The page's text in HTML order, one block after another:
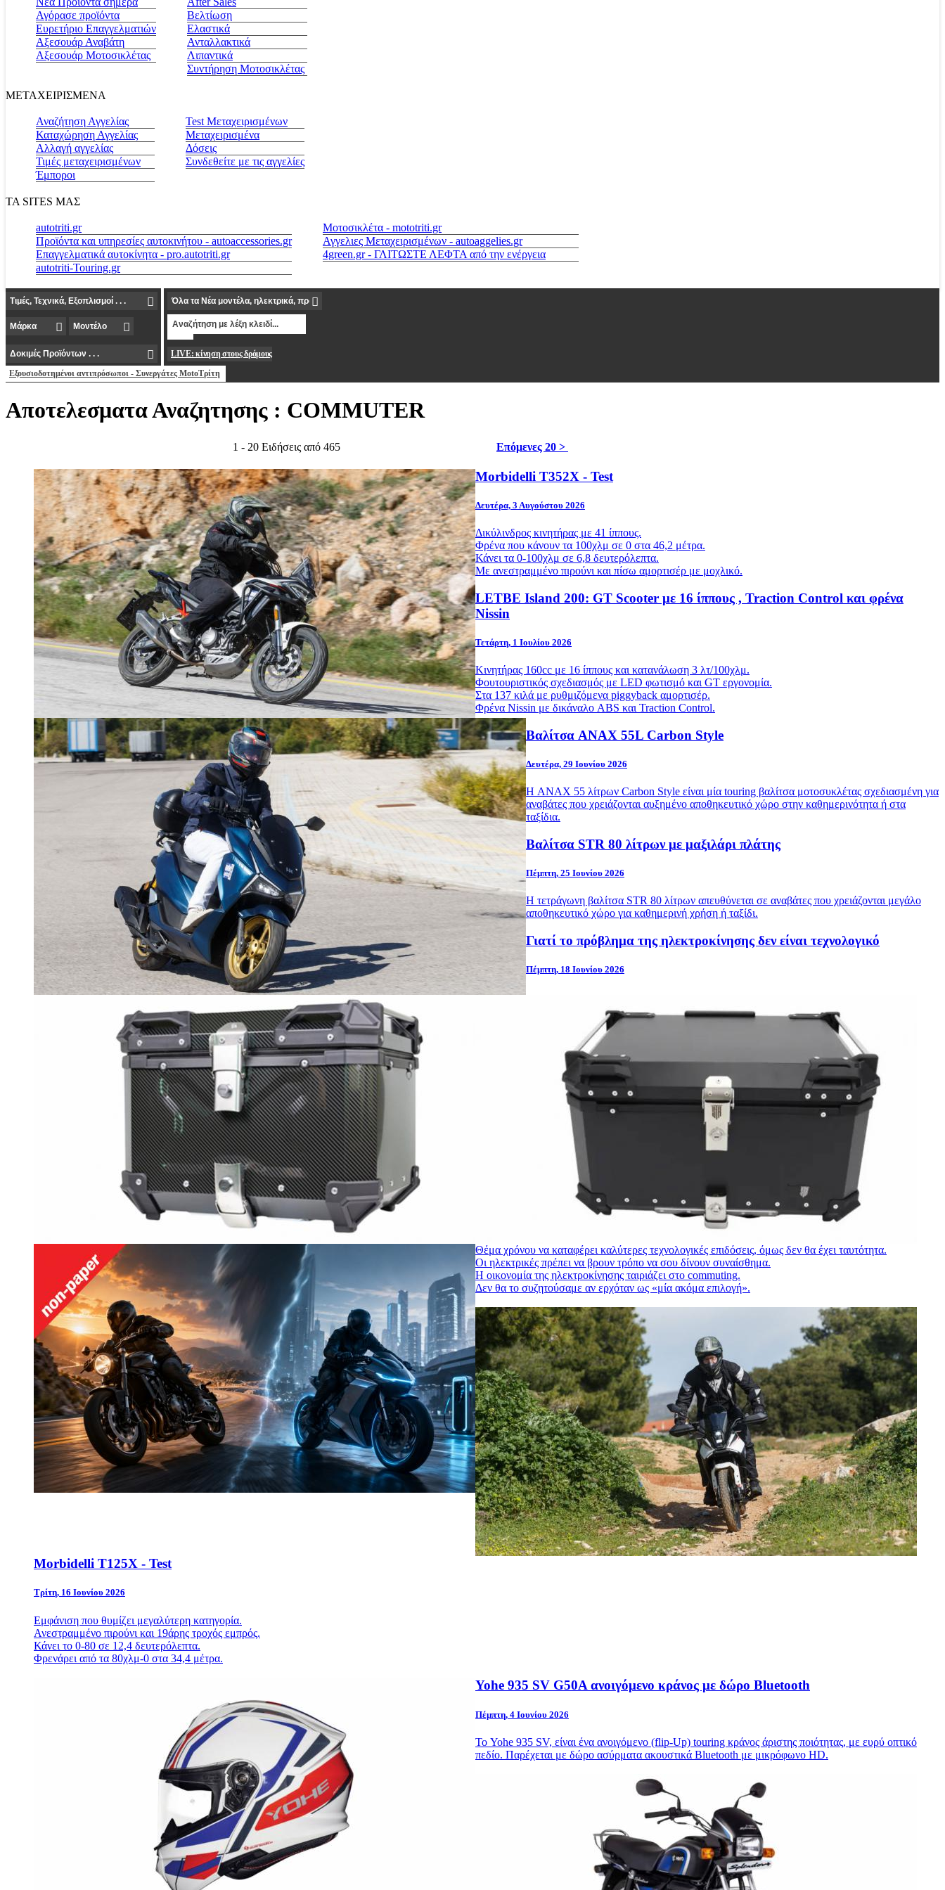
Αγόρασε προϊόντα
Ευρετήριο Επαγγελματιών
Αξεσουάρ Αναβάτη
Αξεσουάρ Μοτοσικλέτας
Βελτίωση
Ελαστικά
Ανταλλακτικά
Λιπαντικά
Συντήρηση Μοτοσικλέτας
ΜΕΤΑΧΕΙΡΙΣΜΕΝΑ
Αναζήτηση Αγγελίας
Καταχώρηση Αγγελίας
Αλλαγή αγγελίας
Τιμές μεταχειρισμένων
Έμποροι
Test Μεταχειρισμένων
Μεταχειρισμένα
Δόσεις
Συνδεθείτε με τις αγγελίες
ΤΑ SITES ΜΑΣ
autotriti.gr
Προϊόντα και υπηρεσίες αυτοκινήτου - autoaccessories.gr
Επαγγελματικά αυτοκίνητα - pro.autotriti.gr
autotriti-Touring.gr
Μοτοσικλέτα - mototriti.gr
Αγγελιες Μεταχειρισμένων - autoaggelies.gr
4green.gr - ΓΛΙΤΩΣΤΕ ΛΕΦΤΑ από την ενέργεια
LIVE: κίνηση στους δρόμους
Εξουσιοδοτημένοι αντιπρόσωποι - Συνεργάτες MotoΤρίτη
Αποτελεσματα Αναζητησης : COMMUTER
1 - 20 Ειδήσεις από 465 Επόμενες 20 >
Morbidelli T352X - Test
Δευτέρα, 3 Αυγούστου 2026
Δικύλινδρος κινητήρας με 41 ίππους.
Φρένα που κάνουν τα 100χλμ σε 0 στα 46,2 μέτρα.
Κάνει τα 0-100χλμ σε 6,8 δευτερόλεπτα.
Με ανεστραμμένο πιρούνι και πίσω αμορτισέρ με μοχλικό.
LETBE Island 200: GT Scooter με 16 ίππους , Traction Control και φρένα
Nissin
Τετάρτη, 1 Ιουλίου 2026
Κινητήρας 160cc με 16 ίππους και κατανάλωση 3 λτ/100χλμ.
Φουτουριστικός σχεδιασμός με LED φωτισμό και GT εργονομία.
Στα 137 κιλά με ρυθμιζόμενα piggyback αμορτισέρ.
Φρένα Nissin με δικάναλο ABS και Traction Control.
Βαλίτσα ANAX 55L Carbon Style
Δευτέρα, 29 Ιουνίου 2026
Η ANAX 55 λίτρων Carbon Style είναι μία touring βαλίτσα μοτοσυκλέτας σχεδιασμένη για
αναβάτες που χρειάζονται αυξημένο αποθηκευτικό χώρο στην καθημερινότητα ή στα
ταξίδια.
Βαλίτσα STR 80 λίτρων με μαξιλάρι πλάτης
Πέμπτη, 25 Ιουνίου 2026
Η τετράγωνη βαλίτσα STR 80 λίτρων απευθύνεται σε αναβάτες που χρειάζονται μεγάλο
αποθηκευτικό χώρο για καθημερινή χρήση ή ταξίδι.
Γιατί το πρόβλημα της ηλεκτροκίνησης δεν είναι τεχνολογικό
Πέμπτη, 18 Ιουνίου 2026
Θέμα χρόνου να καταφέρει καλύτερες τεχνολογικές επιδόσεις, όμως δεν θα έχει ταυτότητα.
Οι ηλεκτρικές πρέπει να βρουν τρόπο να σου δίνουν συναίσθημα.
Η οικονομία της ηλεκτροκίνησης ταιριάζει στο commuting.
Δεν θα το συζητούσαμε αν ερχόταν ως «μία ακόμα επιλογή».
Morbidelli T125X - Test
Τρίτη, 16 Ιουνίου 2026
Εμφάνιση που θυμίζει μεγαλύτερη κατηγορία.
Ανεστραμμένο πιρούνι και 19άρης τροχός εμπρός.
Κάνει το 0-80 σε 12,4 δευτερόλεπτα.
Φρενάρει από τα 80χλμ-0 στα 34,4 μέτρα.
Yohe 935 SV G50A ανοιγόμενο κράνος με δώρο Bluetooth
Πέμπτη, 4 Ιουνίου 2026
Το Yohe 935 SV, είναι ένα ανοιγόμενο (flip-Up) touring κράνος άριστης ποιότητας, με ευρύ οπτικό
πεδίο. Παρέχεται με δώρο ασύρματα ακουστικά Bluetooth με μικρόφωνο HD.